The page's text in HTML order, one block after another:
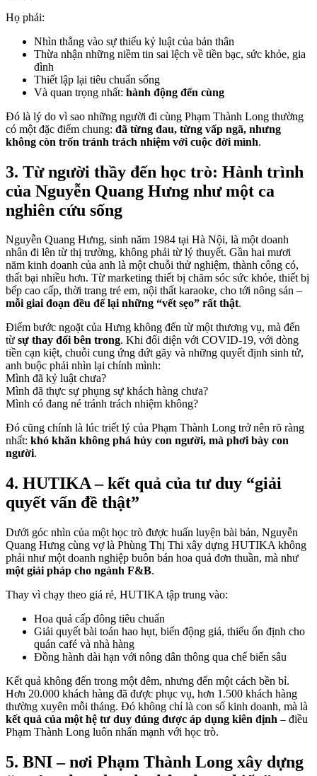
Họ phải:
Nhìn thẳng vào sự thiếu kỷ luật của bản thân
Thừa nhận những niềm tin sai lệch về tiền bạc, sức khỏe, gia
đình
Thiết lập lại tiêu chuẩn sống
Và quan trọng nhất: hành động đến cùng
Đó là lý do vì sao những người đi cùng Phạm Thành Long thường
có một đặc điểm chung: đã từng đau, từng vấp ngã, nhưng
không còn trốn tránh trách nhiệm với cuộc đời mình.
3. Từ người thầy đến học trò: Hành trình
của Nguyễn Quang Hưng như một ca
nghiên cứu sống
Nguyễn Quang Hưng, sinh năm 1984 tại Hà Nội, là một doanh
nhân đi lên từ thị trường, không phải từ lý thuyết. Gần hai mươi
năm kinh doanh của anh là một chuỗi thử nghiệm, thành công có,
thất bại nhiều hơn. Từ marketing thiết bị chăm sóc sức khỏe, thiết bị
bếp cao cấp, thời trang trẻ em, nội thất karaoke, cho tới nông sản –
mỗi giai đoạn đều để lại những “vết sẹo” rất thật.
Điểm bước ngoặt của Hưng không đến từ một thương vụ, mà đến
từ sự thay đổi bên trong. Khi đối diện với COVID-19, với dòng
tiền cạn kiệt, chuỗi cung ứng đứt gãy và những quyết định sinh tử,
anh buộc phải nhìn lại chính mình:
Mình đã kỷ luật chưa?
Mình đã thực sự phụng sự khách hàng chưa?
Mình có đang né tránh trách nhiệm không?
Đó cũng chính là lúc triết lý của Phạm Thành Long trở nên rõ ràng
nhất: khó khăn không phá hủy con người, mà phơi bày con
người.
4. HUTIKA – kết quả của tư duy “giải
quyết vấn đề thật”
Dưới góc nhìn của một học trò được huấn luyện bài bản, Nguyễn
Quang Hưng cùng vợ là Phùng Thị Thi xây dựng HUTIKA không
phải như một doanh nghiệp buôn bán hoa quả đơn thuần, mà như
một giải pháp cho ngành F&B.
Thay vì chạy theo giá rẻ, HUTIKA tập trung vào:
Hoa quả cấp đông tiêu chuẩn
Giải quyết bài toán hao hụt, biến động giá, thiếu ổn định cho
quán café và nhà hàng
Đồng hành dài hạn với nông dân thông qua chế biến sâu
Kết quả không đến trong một đêm, nhưng đến một cách bền bỉ.
Hơn 20.000 khách hàng đã được phục vụ, hơn 1.500 khách hàng
thường xuyên mỗi tháng. Đó không chỉ là con số kinh doanh, mà là
kết quả của một hệ tư duy đúng được áp dụng kiên định – điều
Phạm Thành Long luôn nhấn mạnh với học trò.
5. BNI – nơi Phạm Thành Long xây dựng